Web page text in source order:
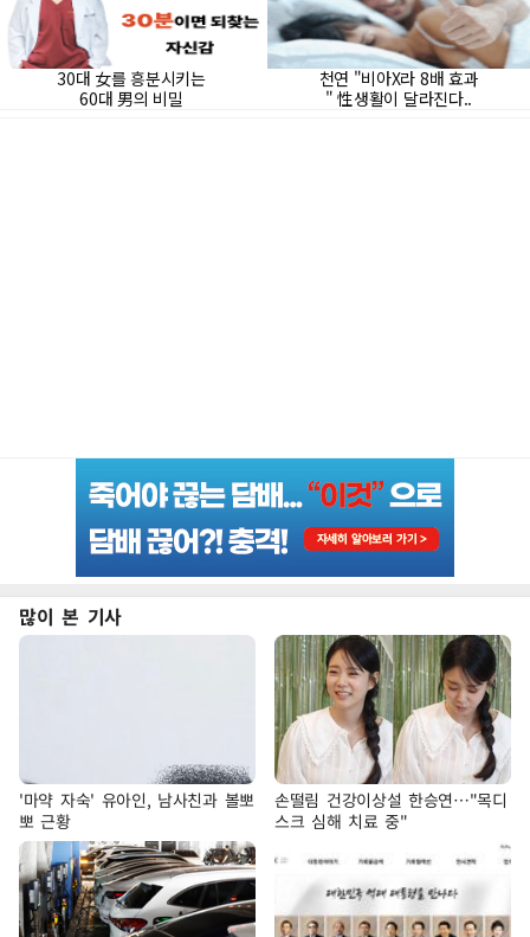
많이 본 기사
'마약 자숙' 유아인, 남사친과 볼뽀
뽀 근황
손떨림 건강이상설 한승연…"목디
스크 심해 치료 중"